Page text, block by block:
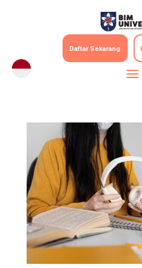
Daftar Sekarang